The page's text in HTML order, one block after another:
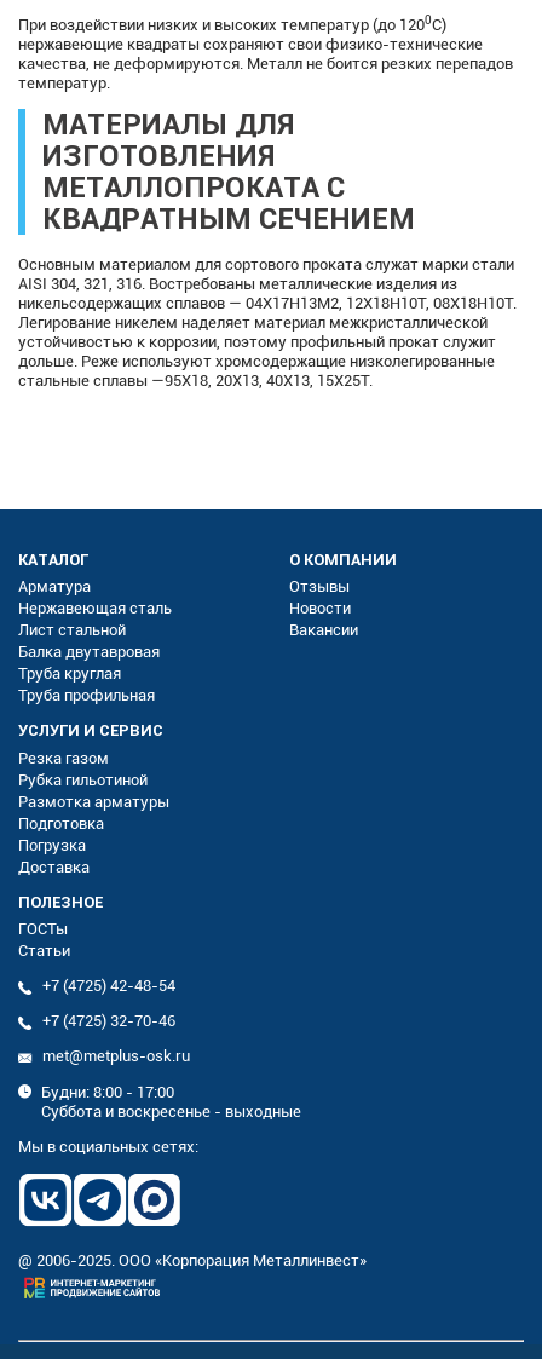
При воздействии низких и высоких температур (до 1200С)
нержавеющие квадраты сохраняют свои физико-технические
качества, не деформируются. Металл не боится резких перепадов
температур.
МАТЕРИАЛЫ ДЛЯ
ИЗГОТОВЛЕНИЯ
МЕТАЛЛОПРОКАТА С
КВАДРАТНЫМ СЕЧЕНИЕМ
Основным материалом для сортового проката служат марки стали
AISI 304, 321, 316. Востребованы металлические изделия из
никельсодержащих сплавов — 04Х17Н13М2, 12Х18Н10Т, 08Х18Н10Т.
Легирование никелем наделяет материал межкристаллической
устойчивостью к коррозии, поэтому профильный прокат служит
дольше. Реже используют хромсодержащие низколегированные
стальные сплавы —95Х18, 20Х13, 40Х13, 15Х25Т.
КАТАЛОГ
Арматура
Нержавеющая сталь
Лист стальной
Балка двутавровая
Труба круглая
Труба профильная
О КОМПАНИИ
Отзывы
Новости
Вакансии
УСЛУГИ И СЕРВИС
Резка газом
Рубка гильотиной
Размотка арматуры
Подготовка
Погрузка
Доставка
ПОЛЕЗНОЕ
ГОСТы
Статьи
+7 (4725) 42-48-54
+7 (4725) 32-70-46
met@metplus-osk.ru
Будни: 8:00 - 17:00
Суббота и воскресенье - выходные
Мы в социальных сетях:
@ 2006-2025. ООО «Корпорация Металлинвест»